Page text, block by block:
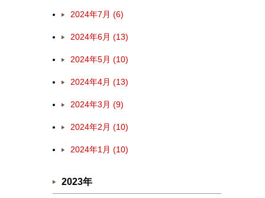
2024年7月 (6)
2024年6月 (13)
2024年5月 (10)
2024年4月 (13)
2024年3月 (9)
2024年2月 (10)
2024年1月 (10)
2023年